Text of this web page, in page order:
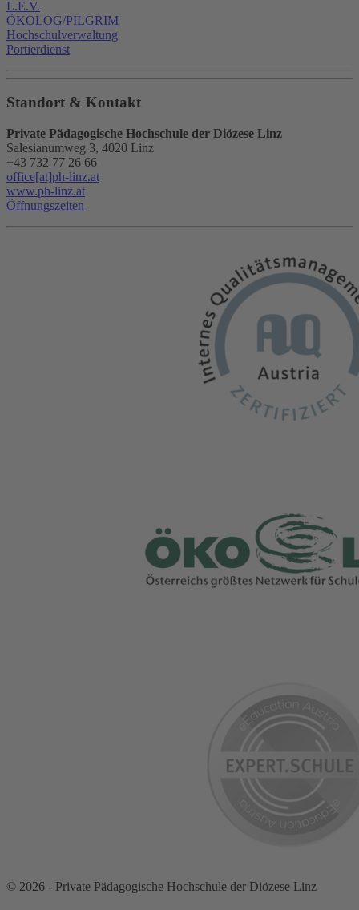
L.E.V.
ÖKOLOG/PILGRIM
Hochschulverwaltung
Portierdienst
Standort & Kontakt
Private Pädagogische Hochschule der Diözese Linz
Salesianumweg 3, 4020 Linz
+43 732 77 26 66
office[at]ph-linz.at
www.ph-linz.at
Öffnungszeiten
© 2026 - Private Pädagogische Hochschule der Diözese Linz